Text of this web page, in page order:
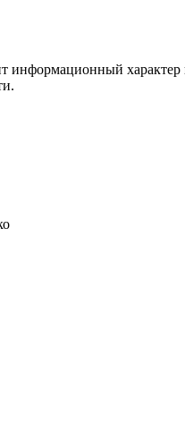
информационный